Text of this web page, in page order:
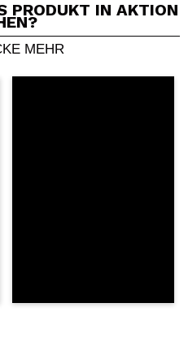
Foto teilen
sein. Stell es dir vor...
PRODUKT IN AKTION
MEHR